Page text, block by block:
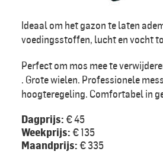
Ideaal om het gazon te laten
voedingsstoffen, lucht en vocht
Perfect om mos mee te
. Grote wielen. Professionele
hoogteregeling. Comfortabel in
Dagprijs: € 45
Weekprijs: € 135
Maandprijs: € 335